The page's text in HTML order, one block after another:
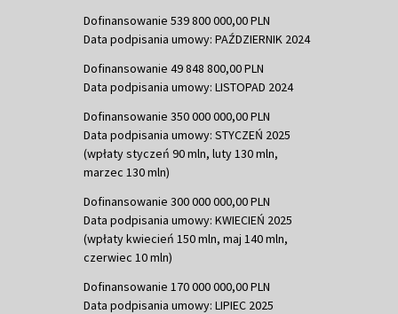
Dofinansowanie 539 800 000,00 PLN
Data podpisania umowy: PAŹDZIERNIK 2024
Dofinansowanie 49 848 800,00 PLN
Data podpisania umowy: LISTOPAD 2024
Dofinansowanie 350 000 000,00 PLN
Data podpisania umowy: STYCZEŃ 2025
(wpłaty styczeń 90 mln, luty 130 mln,
marzec 130 mln)
Dofinansowanie 300 000 000,00 PLN
Data podpisania umowy: KWIECIEŃ 2025
(wpłaty kwiecień 150 mln, maj 140 mln,
czerwiec 10 mln)
Dofinansowanie 170 000 000,00 PLN
Data podpisania umowy: LIPIEC 2025